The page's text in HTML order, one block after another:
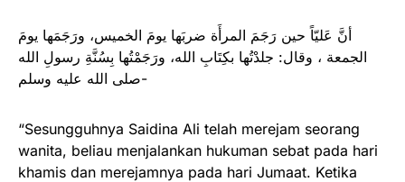
أنَّ عَليّاً حين رَجَمَ المرأَة ضربَها يومَ الخميس، ورَجَمَها يومَ
الجمعة ، وقال: جلدْتُها بكِتَابِ الله، ورَجَمْتُها بِسُنَّةِ رسولِ الله
-صلى الله عليه وسلم
“Sesungguhnya Saidina Ali telah merejam seorang
wanita, beliau menjalankan hukuman sebat pada hari
khamis dan merejamnya pada hari Jumaat. Ketika